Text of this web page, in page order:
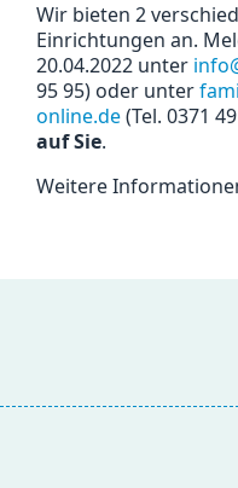
Wir bieten 2
Einrichtungen an.
20.04.2022 unter
95 95) oder unter
online.de(Tel. 0371
auf Sie.
Weitere